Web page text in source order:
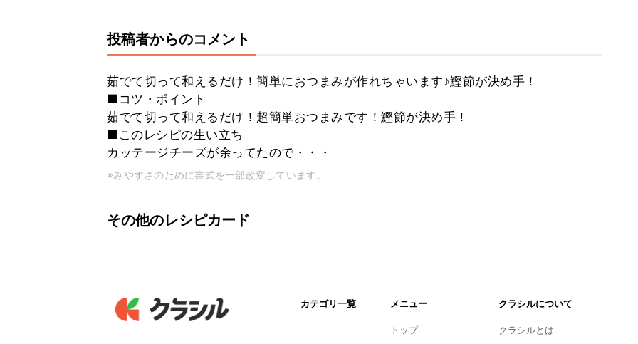
投稿者からのコメント
茹でて切って和えるだけ！簡単におつまみが作れちゃいます♪鰹節が決め手！
■コツ・ポイント
茹でて切って和えるだけ！超簡単おつまみです！鰹節が決め手！
■このレシピの生い立ち
カッテージチーズが余ってたので・・・
※みやすさのために書式を一部改変しています。
その他のレシピカード
カテゴリ一覧 メニュー
トップ
クラシルについて
クラシルとは